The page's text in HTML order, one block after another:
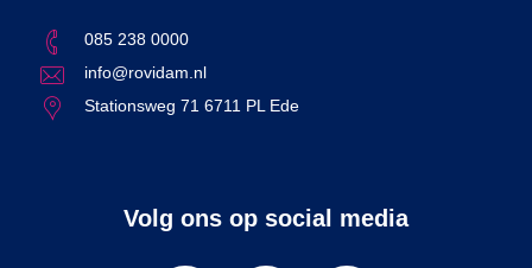
085 238 0000
info@rovidam.nl
Stationsweg 71 6711 PL Ede
Volg ons op social media